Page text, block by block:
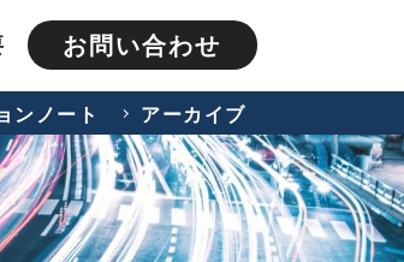
お問い合わせ
ンノート アーカイブ